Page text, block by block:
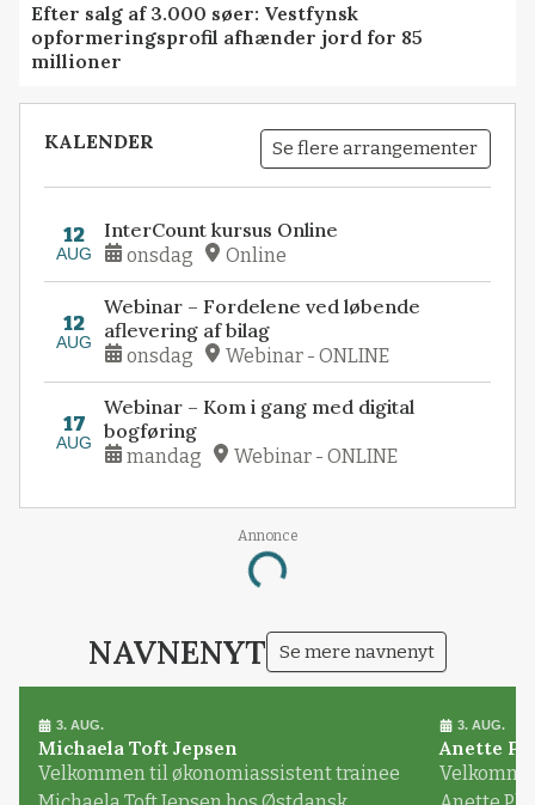
Efter salg af 3.000 søer: Vestfynsk
opformeringsprofil afhænder jord for 85
millioner
KALENDER Se flere arrangementer
12
AUG
InterCount kursus Online
onsdag Online
12
AUG
Webinar – Fordelene ved løbende
aflevering af bilag
onsdag Webinar - ONLINE
17
AUG
Webinar – Kom i gang med digital
bogføring
mandag Webinar - ONLINE
Annonce
Loading...
NAVNENYT Se mere navnenyt
3. AUG.
Michaela Toft Jepsen
Velkommen til økonomiassistent trainee
3. AUG.
Anette